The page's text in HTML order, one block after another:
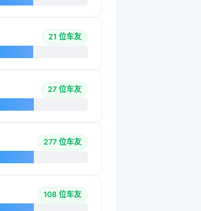
21 位车友
27 位车友
277 位车友
108 位车友